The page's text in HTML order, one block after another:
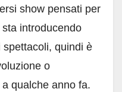
show pensati per
sta introducendo
spettacoli, quindi è
o
qualche anno fa.